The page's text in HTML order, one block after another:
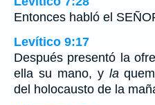
Entonces habló el
Levítico 9:17
Después presentó la
ella su mano, y la
del holocausto de la